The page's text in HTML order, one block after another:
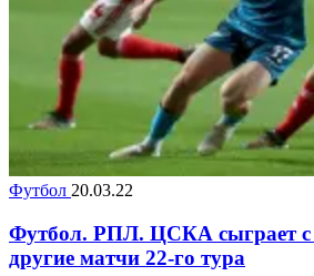
Футбол 20.03.22
Футбол. РПЛ. ЦСКА сыграет
другие матчи 22-го тура